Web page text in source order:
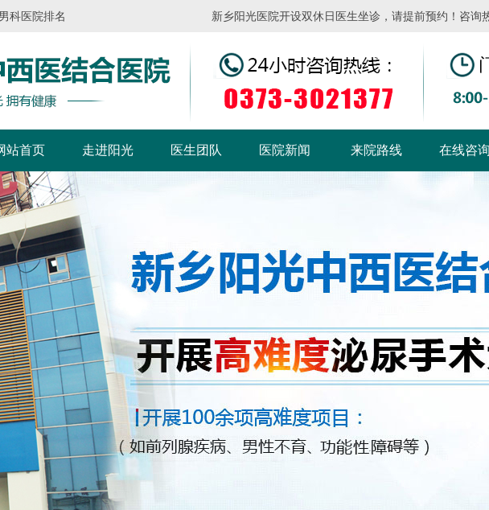
科医院排名 新乡阳光医院开设双休日医生坐诊，请提前预约！咨询
站首页 走进阳光 医生团队 医院新闻 来院路线 在线咨询